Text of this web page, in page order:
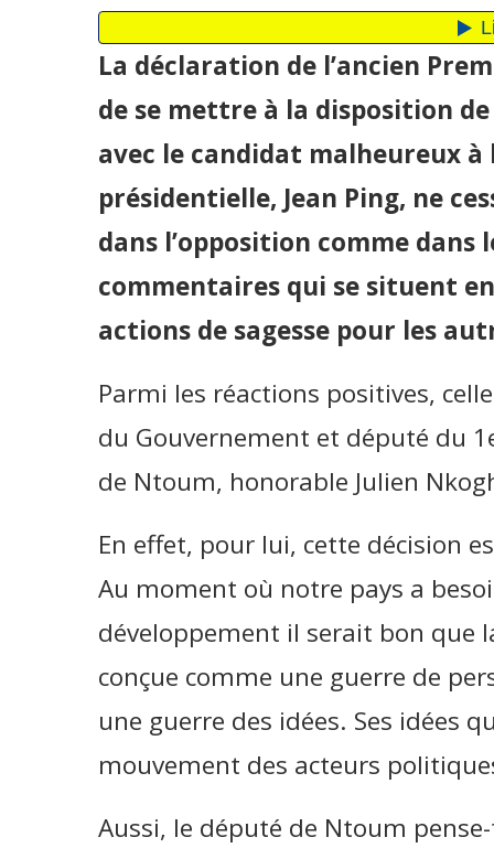
La déclaration de l’ancien
de se mettre à la disposition
avec le candidat malheureux
présidentielle, Jean Ping, ne
dans l’opposition comme dans
commentaires qui se situent
actions de sagesse pour les
Parmi les réactions positives,
du Gouvernement et député du
de Ntoum, honorable Julien
En effet, pour lui, cette décision
Au moment où notre pays a
développement il serait bon que
conçue comme une guerre de
une guerre des idées. Ses idées
mouvement des acteurs
Aussi, le député de Ntoum